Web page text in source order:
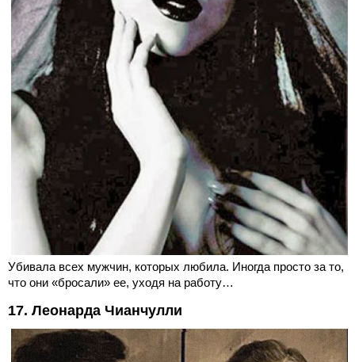
Убивала всех мужчин, которых любила. Иногда просто за то,
что они «бросали» ее, уходя на работу…
17. Леонарда Чианчулли